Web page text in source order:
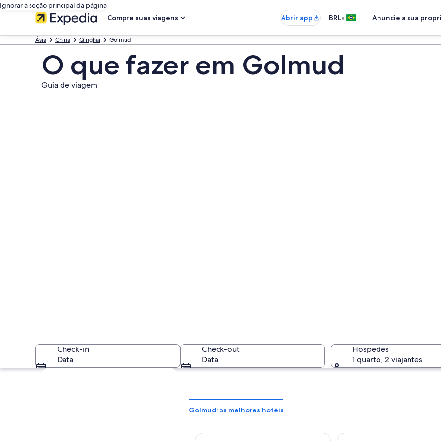
Ignorar a seção principal da página
Compre suas viagens
Abrir app BRL• Anuncie a sua
Ásia China Qinghai Golmud
O que fazer em Golmud
Guia de viagem
Check-in
Data
Check-out
Data
Hóspedes
1 quarto, 2 viajantes
Explorar mapa
Golmud: os melhores hotéis
Golmud Hotel James Joyce Coffetel